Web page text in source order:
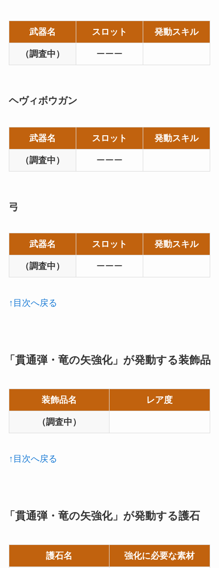
武器名 スロット 発動スキル
（調査中） ーーー
ヘヴィボウガン
武器名 スロット 発動スキル
（調査中） ーーー
弓
武器名 スロット 発動スキル
（調査中） ーーー
↑目次へ戻る
「貫通弾・竜の矢強化」が発動する装飾品
装飾品名 レア度
（調査中）
↑目次へ戻る
「貫通弾・竜の矢強化」が発動する護石
護石名 強化に必要な素材